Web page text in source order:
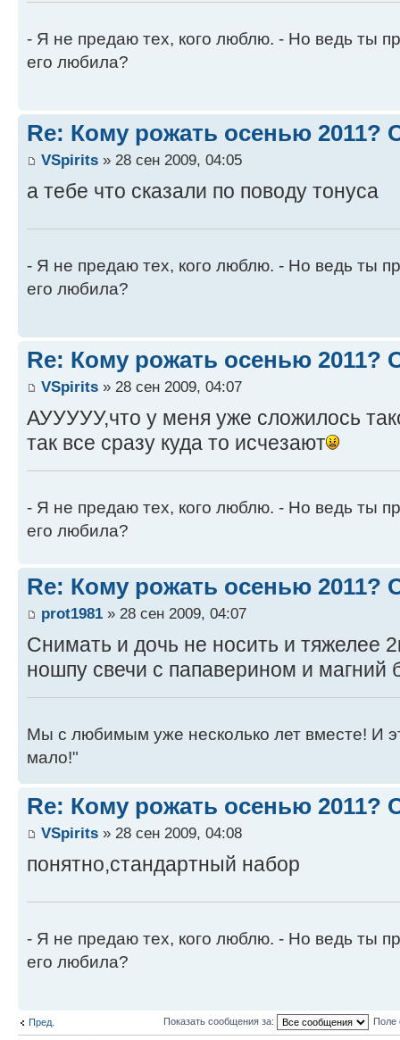
- Я не предаю тех, кого люблю. - Но ведь ты
его любила?
Re: Кому рожать осенью 2011?
VSpirits » 28 сен 2009, 04:05
а тебе что сказали по поводу тонуса
- Я не предаю тех, кого люблю. - Но ведь ты
его любила?
Re: Кому рожать осенью 2011?
VSpirits » 28 сен 2009, 04:07
АУУУУУ,что у меня уже сложилось
так все сразу куда то исчезают
- Я не предаю тех, кого люблю. - Но ведь ты
его любила?
Re: Кому рожать осенью 2011?
prot1981 » 28 сен 2009, 04:07
Снимать и дочь не носить и тяжелее
ношпу свечи с папаверином и магний
Мы с любимым уже несколько лет вместе! И
мало!"
Re: Кому рожать осенью 2011?
VSpirits » 28 сен 2009, 04:08
понятно,стандартный набор
- Я не предаю тех, кого люблю. - Но ведь ты
его любила?
Пред. Показать сообщения за: Поле